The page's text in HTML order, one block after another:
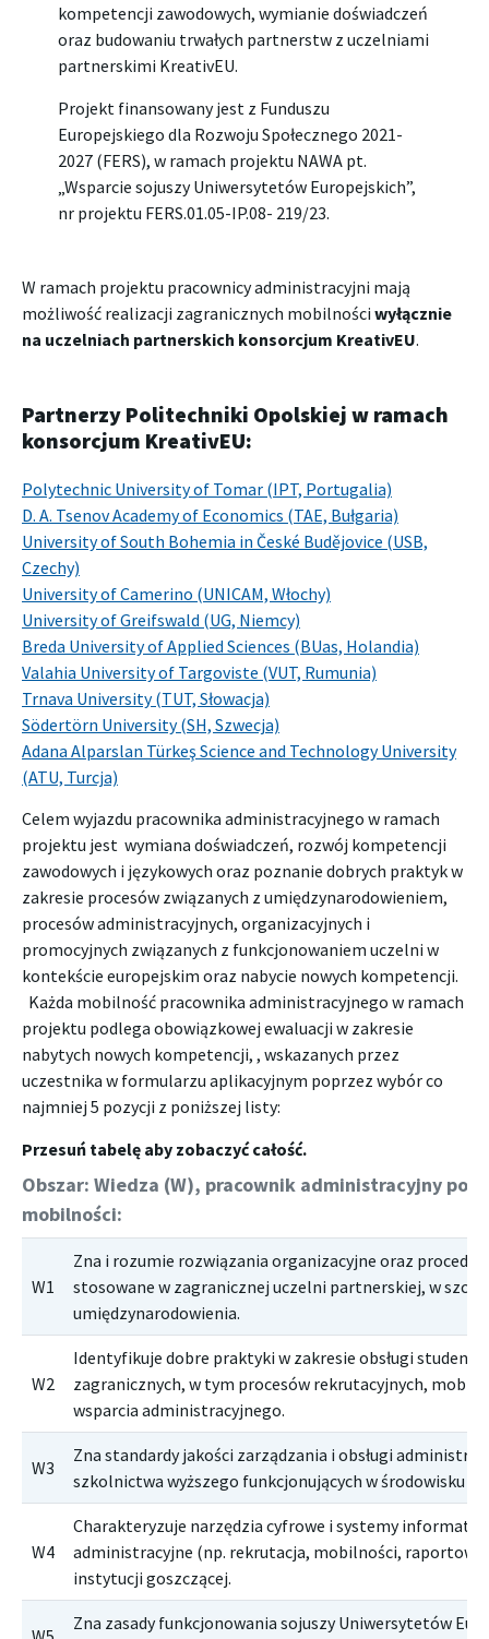
kompetencji zawodowych, wymianie doświadczeń
oraz budowaniu trwałych partnerstw z uczelniami
partnerskimi KreativEU.
Projekt finansowany jest z Funduszu
Europejskiego dla Rozwoju Społecznego 2021-
2027 (FERS), w ramach projektu NAWA pt.
„Wsparcie sojuszy Uniwersytetów Europejskich”,
nr projektu FERS.01.05-IP.08- 219/23.
W ramach projektu pracownicy administracyjni mają
możliwość realizacji zagranicznych mobilności wyłącznie
na uczelniach partnerskich konsorcjum KreativEU.
Partnerzy Politechniki Opolskiej w ramach
konsorcjum KreativEU:
Polytechnic University of Tomar (IPT, Portugalia)
D. A. Tsenov Academy of Economics (TAE, Bułgaria)
University of South Bohemia in České Budějovice (USB,
Czechy)
University of Camerino (UNICAM, Włochy)
University of Greifswald (UG, Niemcy)
Breda University of Applied Sciences (BUas, Holandia)
Valahia University of Targoviste (VUT, Rumunia)
Trnava University (TUT, Słowacja)
Södertörn University (SH, Szwecja)
Adana Alparslan Türkeş Science and Technology University
(ATU, Turcja)
Celem wyjazdu pracownika administracyjnego w ramach
projektu jest wymiana doświadczeń, rozwój kompetencji
zawodowych i językowych oraz poznanie dobrych praktyk w
zakresie procesów związanych z umiędzynarodowieniem,
procesów administracyjnych, organizacyjnych i
promocyjnych związanych z funkcjonowaniem uczelni w
kontekście europejskim oraz nabycie nowych kompetencji.
Każda mobilność pracownika administracyjnego w ramach
projektu podlega obowiązkowej ewaluacji w zakresie
nabytych nowych kompetencji, , wskazanych przez
uczestnika w formularzu aplikacyjnym poprzez wybór co
najmniej 5 pozycji z poniższej listy:
Obszar: Wiedza (W), pracownik administracyjny po
mobilności:
W1
Zna i rozumie rozwiązania organizacyjne oraz
stosowane w zagranicznej uczelni partnerskiej, w
umiędzynarodowienia.
W2
Identyfikuje dobre praktyki w zakresie obsługi
zagranicznych, w tym procesów rekrutacyjnych,
wsparcia administracyjnego.
W3
Zna standardy jakości zarządzania i obsługi
szkolnictwa wyższego funkcjonujących w środowisku
W4
Charakteryzuje narzędzia cyfrowe i systemy
administracyjne (np. rekrutacja, mobilności,
instytucji goszczącej.
Zna zasady funkcjonowania sojuszy Uniwersytetów